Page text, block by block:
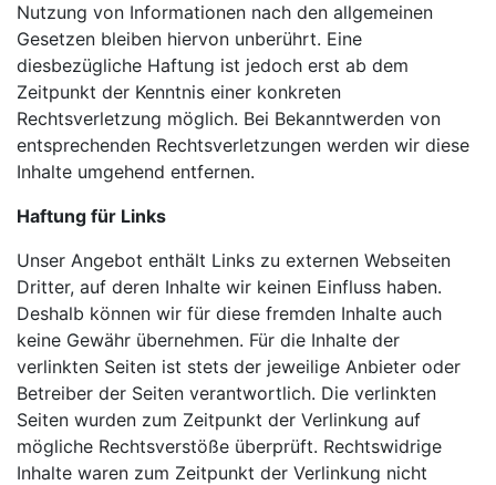
Nutzung von Informationen nach den allgemeinen
Gesetzen bleiben hiervon unberührt. Eine
diesbezügliche Haftung ist jedoch erst ab dem
Zeitpunkt der Kenntnis einer konkreten
Rechtsverletzung möglich. Bei Bekanntwerden von
entsprechenden Rechtsverletzungen werden wir diese
Inhalte umgehend entfernen.
Haftung für Links
Unser Angebot enthält Links zu externen Webseiten
Dritter, auf deren Inhalte wir keinen Einfluss haben.
Deshalb können wir für diese fremden Inhalte auch
keine Gewähr übernehmen. Für die Inhalte der
verlinkten Seiten ist stets der jeweilige Anbieter oder
Betreiber der Seiten verantwortlich. Die verlinkten
Seiten wurden zum Zeitpunkt der Verlinkung auf
mögliche Rechtsverstöße überprüft. Rechtswidrige
Inhalte waren zum Zeitpunkt der Verlinkung nicht